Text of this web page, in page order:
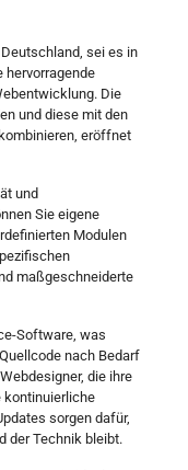
sei es in
hervorragende
Die
und diese mit den
eröffnet
und
Sie eigene
Modulen
maßgeschneiderte
Software, was
nach Bedarf
die ihre
kontinuierliche
sorgen dafür,
der Technik bleibt.